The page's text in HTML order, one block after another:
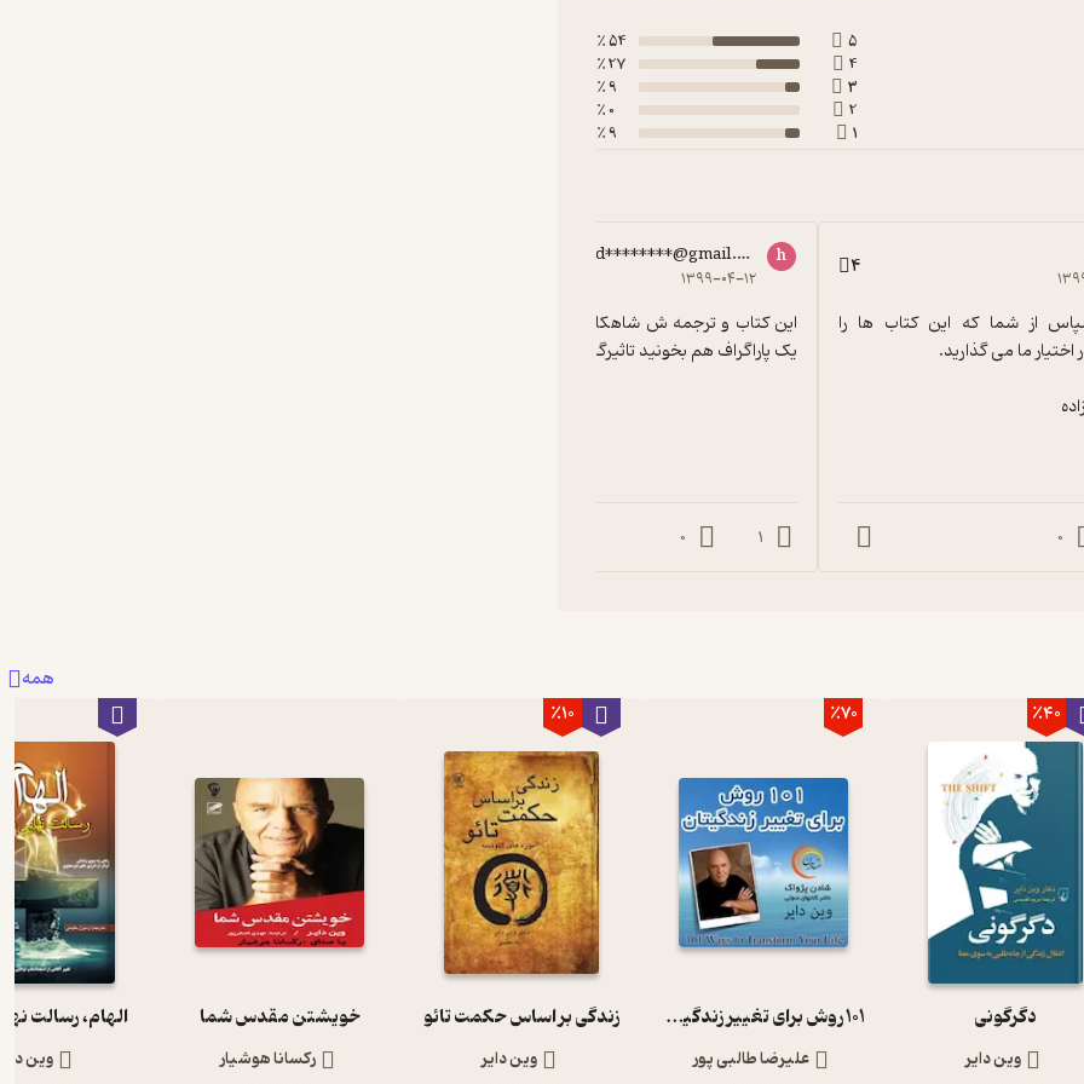
است
کنید
و مورد احترام‌ترین افراد در زمینه توانمندسازی و خودیاری است. او
که در یتیم‌خانه‌ها گذراند اما تحصیلات خود را ادامه داد و توانست
خود بر موانع بسیاری غلبه کرده است. امروز او بیشتر وقت خود را برای
همین کار را انجام دهند.
5
54 ٪
4
27 ٪
3
9 ٪
2
0 ٪
1
9 ٪
۱۴ 4
0
h
had********@gmail.com
۱۳۹۹-۰۴-۱۲
یک پاراگراف هم بخونید تاثیرگزاره
1
0
همه
٪40
دگرگونی
وین دایر
٪70
101 روش برای تغییر زندگیتان
علیرضا طالبی پور
٪10
زندگی بر اساس حکمت تائو
وین دایر
خویشتن مقدس شما
رکسانا هوشیار
الهام، رسالت
وین